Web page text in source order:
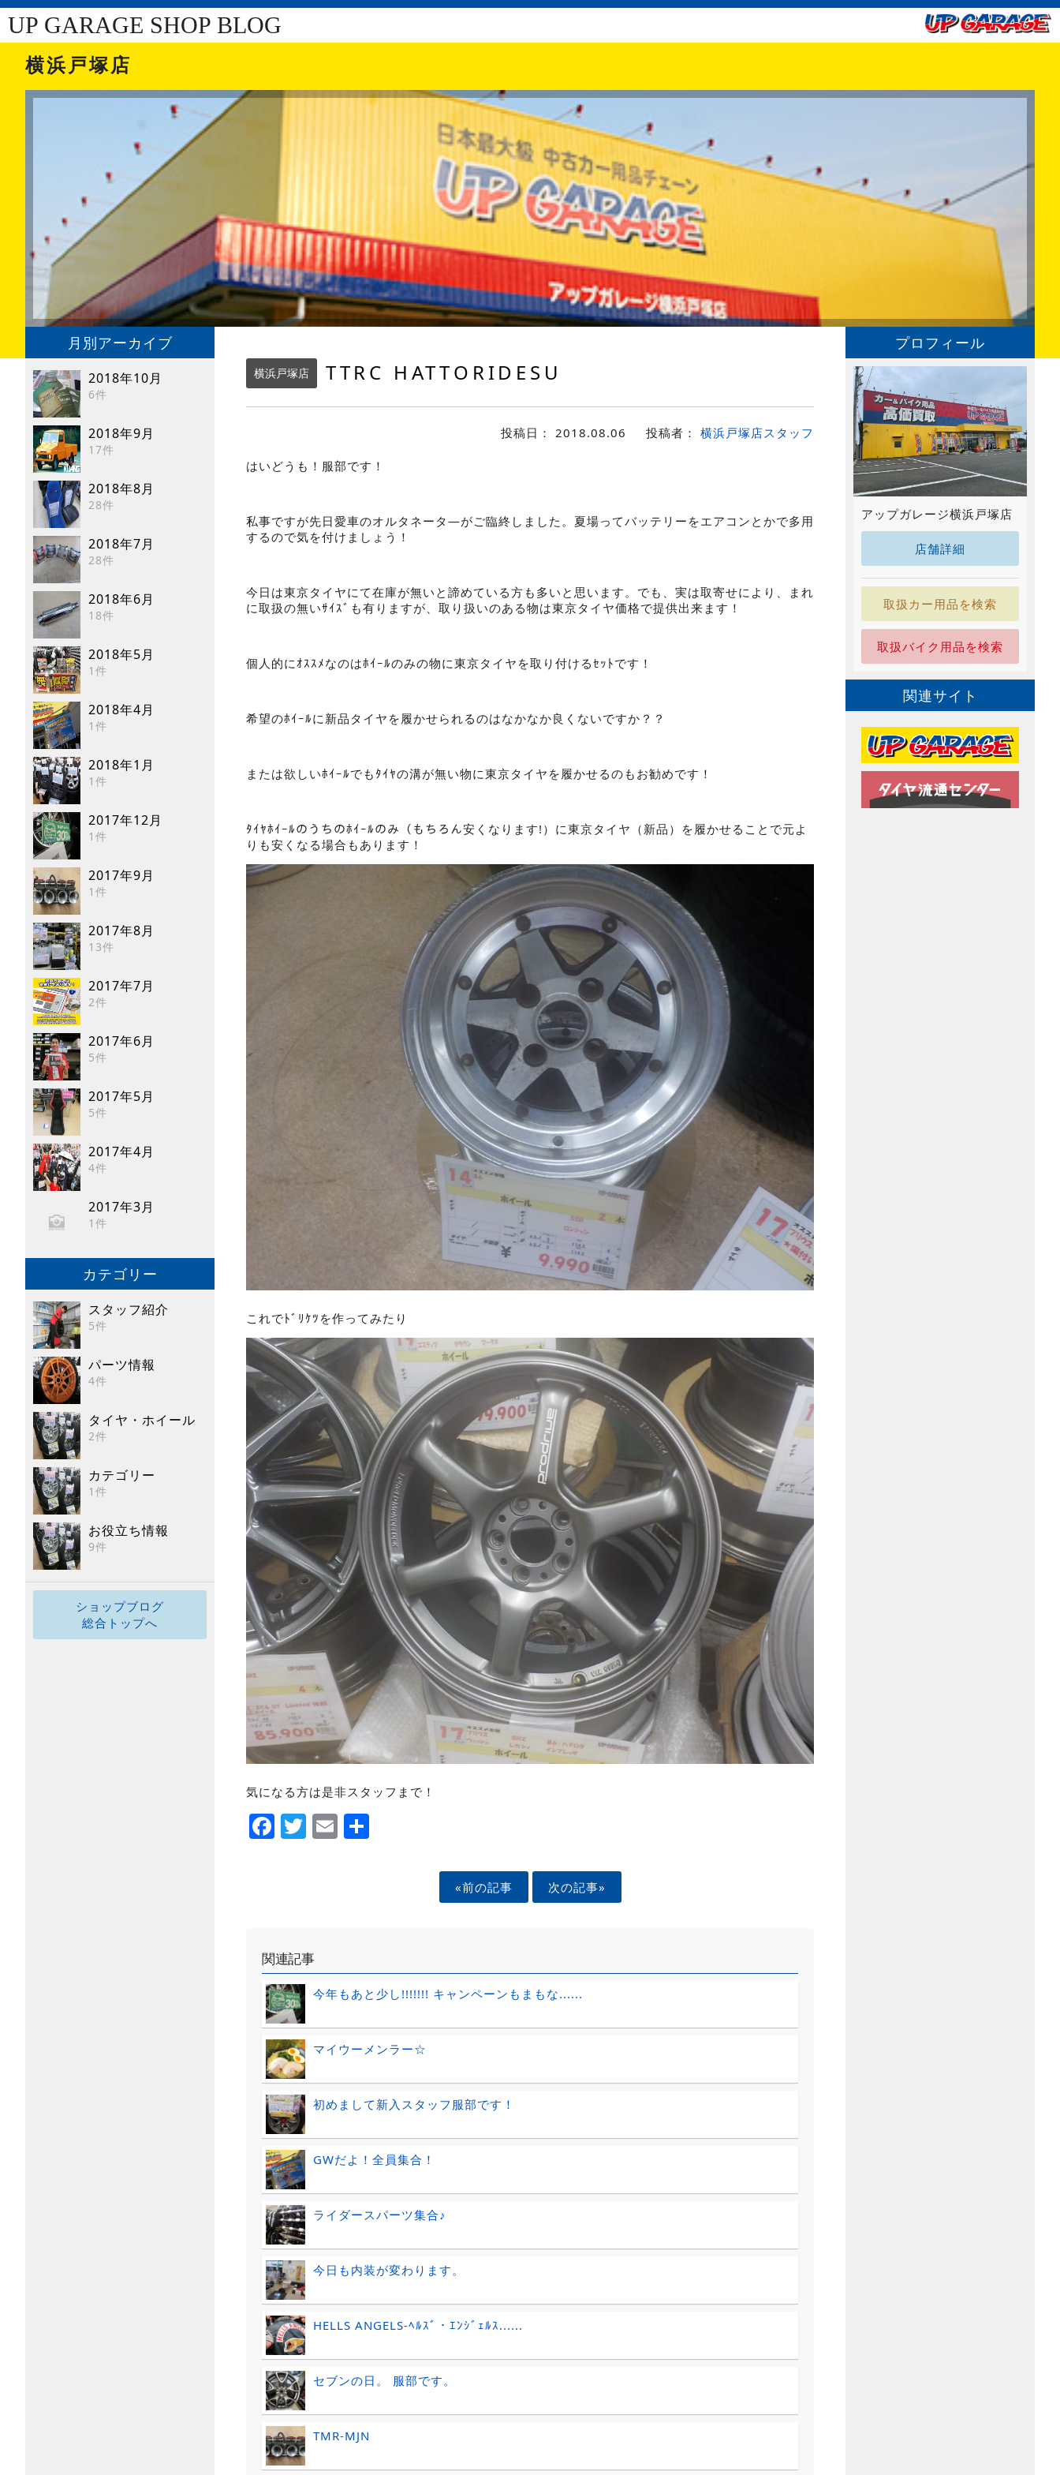
UP GARAGE SHOP BLOG
横浜戸塚店
月別アーカイブ
2018年10月
6件
2018年9月
17件
2018年8月
28件
2018年7月
28件
2018年6月
18件
2018年5月
1件
2018年4月
1件
2018年1月
1件
2017年12月
1件
2017年9月
1件
2017年8月
13件
2017年7月
2件
2017年6月
5件
2017年5月
5件
2017年4月
4件
2017年3月
1件
カテゴリー
スタッフ紹介
5件
パーツ情報
4件
タイヤ・ホイール
2件
カテゴリー
1件
お役立ち情報
9件
ショップブログ
総合トップへ
横浜戸塚店 TTRC HATTORIDESU
投稿日： 2018.08.06 投稿者： 横浜戸塚店スタッフ
はいどうも！服部です！
私事ですが先日愛車のオルタネータ―がご臨終しました。夏場ってバッテリーをエアコンとかで多用
するので気を付けましょう！
今日は東京タイヤにて在庫が無いと諦めている方も多いと思います。でも、実は取寄せにより、まれ
に取扱の無いｻｲｽﾞも有りますが、取り扱いのある物は東京タイヤ価格で提供出来ます！
個人的にｵｽｽﾒなのはﾎｲｰﾙのみの物に東京タイヤを取り付けるｾｯﾄです！
希望のﾎｲｰﾙに新品タイヤを履かせられるのはなかなか良くないですか？？
または欲しいﾎｲｰﾙでもﾀｲﾔの溝が無い物に東京タイヤを履かせるのもお勧めです！
ﾀｲﾔﾎｲｰﾙのうちのﾎｲｰﾙのみ（もちろん安くなります!）に東京タイヤ（新品）を履かせることで元よ
りも安くなる場合もあります！
これでﾄﾞﾘｹﾂを作ってみたり
気になる方は是非スタッフまで！
Facebook
Twitter
Email
«前の記事 次の記事»
関連記事
今年もあと少し!!!!!!! キャンペーンもまもな......
マイウーメンラー☆
初めまして新入スタッフ服部です！
GWだよ！全員集合！
ライダースパーツ集合♪
今日も内装が変わります。
HELLS ANGELS-ﾍﾙｽﾞ・ｴﾝｼﾞｪﾙｽ......
セブンの日。 服部です。
TMR-MJN
プロフィール
アップガレージ横浜戸塚店
店舗詳細
取扱カー用品を検索
取扱バイク用品を検索
関連サイト